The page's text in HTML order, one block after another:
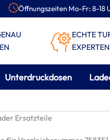
Öffnungszeiten Mo-Fr: 8-18
ECHTE
EXPERTEN
Unterdruckdosen
Ersatzteile